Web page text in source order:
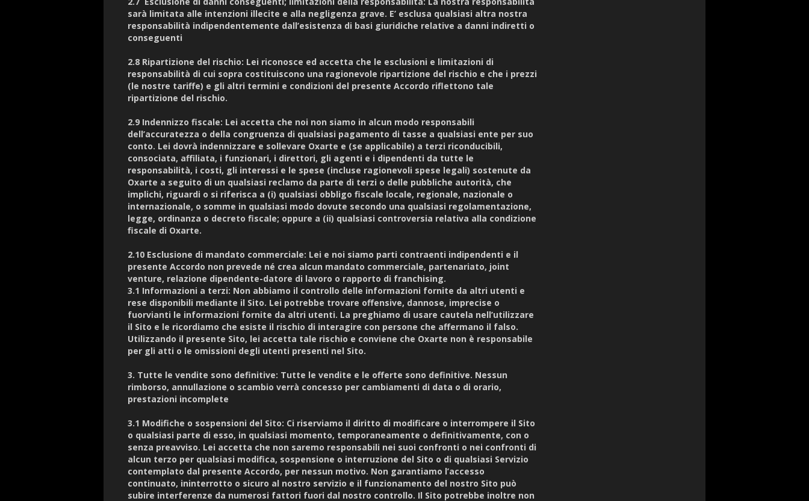
sarà limitata alle intenzioni illecite e alla negligenza grave. E’ esclusa qualsiasi altra nostra
responsabilità indipendentemente dall’esistenza di basi giuridiche relative a danni indiretti o
conseguenti
2.8 Ripartizione del rischio: Lei riconosce ed accetta che le esclusioni e limitazioni di
responsabilità di cui sopra costituiscono una ragionevole ripartizione del rischio e che i prezzi
(le nostre tariffe) e gli altri termini e condizioni del presente Accordo riflettono tale
ripartizione del rischio.
2.9 Indennizzo fiscale: Lei accetta che noi non siamo in alcun modo responsabili
dell’accuratezza o della congruenza di qualsiasi pagamento di tasse a qualsiasi ente per suo
conto. Lei dovrà indennizzare e sollevare Oxarte e (se applicabile) a terzi riconducibili,
consociata, affiliata, i funzionari, i direttori, gli agenti e i dipendenti da tutte le
responsabilità, i costi, gli interessi e le spese (incluse ragionevoli spese legali) sostenute da
Oxarte a seguito di un qualsiasi reclamo da parte di terzi o delle pubbliche autorità, che
implichi, riguardi o si riferisca a (i) qualsiasi obbligo fiscale locale, regionale, nazionale o
internazionale, o somme in qualsiasi modo dovute secondo una qualsiasi regolamentazione,
legge, ordinanza o decreto fiscale; oppure a (ii) qualsiasi controversia relativa alla condizione
fiscale di Oxarte.
2.10 Esclusione di mandato commerciale: Lei e noi siamo parti contraenti indipendenti e il
presente Accordo non prevede né crea alcun mandato commerciale, partenariato, joint
venture, relazione dipendente-datore di lavoro o rapporto di franchising.
3.1 Informazioni a terzi: Non abbiamo il controllo delle informazioni fornite da altri utenti e
rese disponibili mediante il Sito. Lei potrebbe trovare offensive, dannose, imprecise o
fuorvianti le informazioni fornite da altri utenti. La preghiamo di usare cautela nell’utilizzare
il Sito e le ricordiamo che esiste il rischio di interagire con persone che affermano il falso.
Utilizzando il presente Sito, lei accetta tale rischio e conviene che Oxarte non è responsabile
per gli atti o le omissioni degli utenti presenti nel Sito.
3. Tutte le vendite sono definitive: Tutte le vendite e le offerte sono definitive. Nessun
rimborso, annullazione o scambio verrà concesso per cambiamenti di data o di orario,
prestazioni incomplete
3.1 Modifiche o sospensioni del Sito: Ci riserviamo il diritto di modificare o interrompere il Sito
o qualsiasi parte di esso, in qualsiasi momento, temporaneamente o definitivamente, con o
senza preavviso. Lei accetta che non saremo responsabili nei suoi confronti o nei confronti di
alcun terzo per qualsiasi modifica, sospensione o interruzione del Sito o di qualsiasi Servizio
contemplato dal presente Accordo, per nessun motivo. Non garantiamo l’accesso
continuato, ininterrotto o sicuro al nostro servizio e il funzionamento del nostro Sito può
subire interferenze da numerosi fattori fuori dal nostro controllo. Il Sito potrebbe inoltre non